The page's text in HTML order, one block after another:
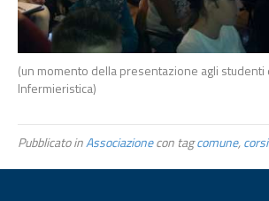
(un momento della presentazione agli studenti
Infermieristica)
Pubblicato inAssociazionecon tagcomune,corsi